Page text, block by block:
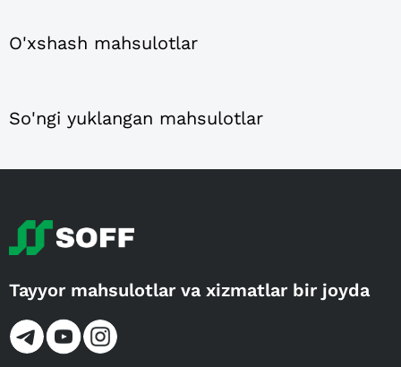
O'xshash mahsulotlar
So'ngi yuklangan mahsulotlar
Tayyor mahsulotlar va xizmatlar bir joyda